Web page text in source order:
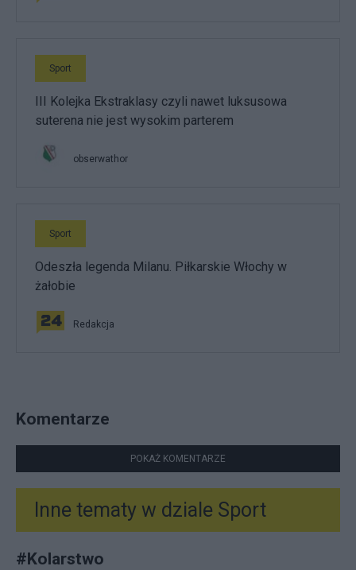
Sport
III Kolejka Ekstraklasy czyli nawet luksusowa
suterena nie jest wysokim parterem
obserwathor
Sport
Odeszła legenda Milanu. Piłkarskie Włochy w
żałobie
Redakcja
Komentarze
POKAŻ KOMENTARZE
Inne tematy w dziale Sport
#Kolarstwo